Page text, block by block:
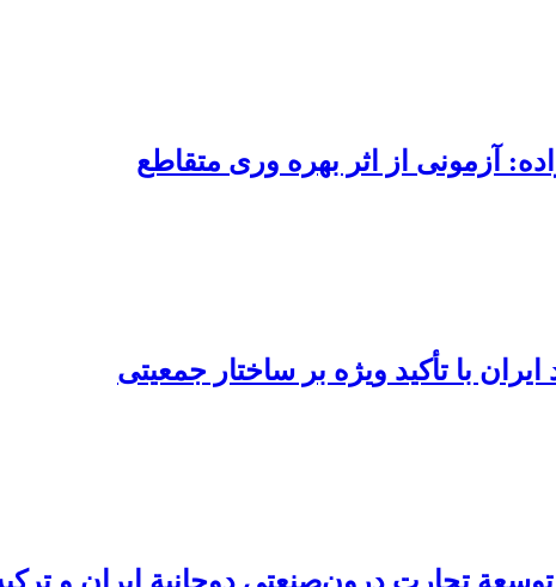
آزمونی از اثر بهره وری متقاطع
با تأکید ویژه بر ساختار جمعیتی